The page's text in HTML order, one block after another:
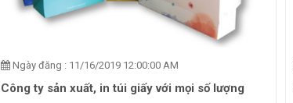
Ngày đăng : 11/16/2019 12:00:00 AM
Công ty sản xuất, in túi giấy với mọi số lượng